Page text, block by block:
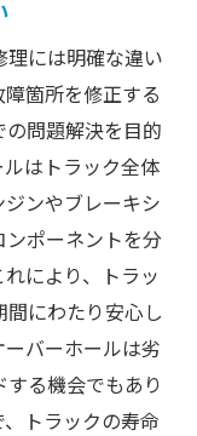
テナンスの重
与える信頼の
ックオーバー
るビジネスイ
トラック管理
予防策
理には明確な違い
箇所を修正する
問題解決を目的
はトラック全体
ンやブレーキシ
ポーネントを分
により、トラッ
にわたり安心し
バーホールは劣
る機会でもあり
トラックの寿命